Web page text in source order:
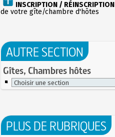
INSCRIPTION / RÉINSCRIPTION
de votre gîte/chambre d'hôtes
AUTRE SECTION
Gîtes, Chambres hôtes
PLUS DE RUBRIQUES